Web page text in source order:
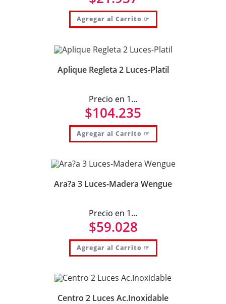
Agregar al Carrito ☞
Aplique Regleta 2 Luces-Platil
Precio en 1...
$104.235
Agregar al Carrito ☞
Ara?a 3 Luces-Madera Wengue
Precio en 1...
$59.028
Agregar al Carrito ☞
Centro 2 Luces Ac.Inoxidable